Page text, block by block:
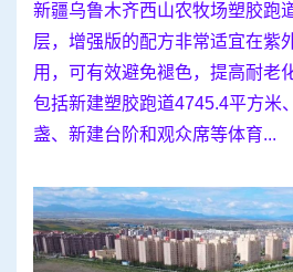
新疆乌鲁木齐西山农牧场塑胶跑
层，增强版的配方非常适宜在紫
用，可有效避免褪色，提高耐老
包括新建塑胶跑道4745.4平方米
盏、新建台阶和观众席等体育...